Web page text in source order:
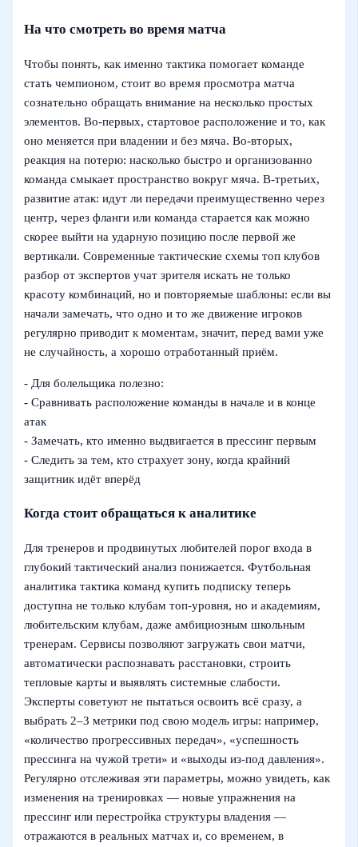
На что смотреть во время матча
Чтобы понять, как именно тактика помогает команде
стать чемпионом, стоит во время просмотра матча
сознательно обращать внимание на несколько простых
элементов. Во‑первых, стартовое расположение и то, как
оно меняется при владении и без мяча. Во‑вторых,
реакция на потерю: насколько быстро и организованно
команда смыкает пространство вокруг мяча. В‑третьих,
развитие атак: идут ли передачи преимущественно через
центр, через фланги или команда старается как можно
скорее выйти на ударную позицию после первой же
вертикали. Современные тактические схемы топ клубов
разбор от экспертов учат зрителя искать не только
красоту комбинаций, но и повторяемые шаблоны: если вы
начали замечать, что одно и то же движение игроков
регулярно приводит к моментам, значит, перед вами уже
не случайность, а хорошо отработанный приём.
- Для болельщика полезно:
- Сравнивать расположение команды в начале и в конце
атак
- Замечать, кто именно выдвигается в прессинг первым
- Следить за тем, кто страхует зону, когда крайний
защитник идёт вперёд
Когда стоит обращаться к аналитике
Для тренеров и продвинутых любителей порог входа в
глубокий тактический анализ понижается. Футбольная
аналитика тактика команд купить подписку теперь
доступна не только клубам топ‑уровня, но и академиям,
любительским клубам, даже амбициозным школьным
тренерам. Сервисы позволяют загружать свои матчи,
автоматически распознавать расстановки, строить
тепловые карты и выявлять системные слабости.
Эксперты советуют не пытаться освоить всё сразу, а
выбрать 2–3 метрики под свою модель игры: например,
«количество прогрессивных передач», «успешность
прессинга на чужой трети» и «выходы из-под давления».
Регулярно отслеживая эти параметры, можно увидеть, как
изменения на тренировках — новые упражнения на
прессинг или перестройка структуры владения —
отражаются в реальных матчах и, со временем, в